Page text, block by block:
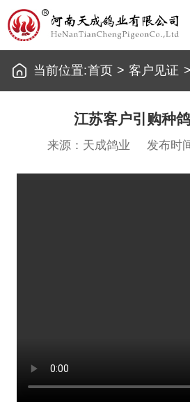
当前位置:首页 > 客户见证 >
江苏客户引购种
来源：天成鸽业 发布时